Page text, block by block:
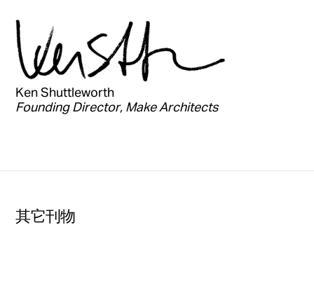
Ken Shuttleworth
Founding Director, Make Architects
其它刊物